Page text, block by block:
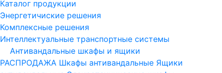
Каталог продукции
Энергетичиские решения
Комплексные решения
Интеллектуальные транспортные системы
Антивандальные шкафы и ящики
РАСПРОДАЖА Шкафы антивандальные Ящики